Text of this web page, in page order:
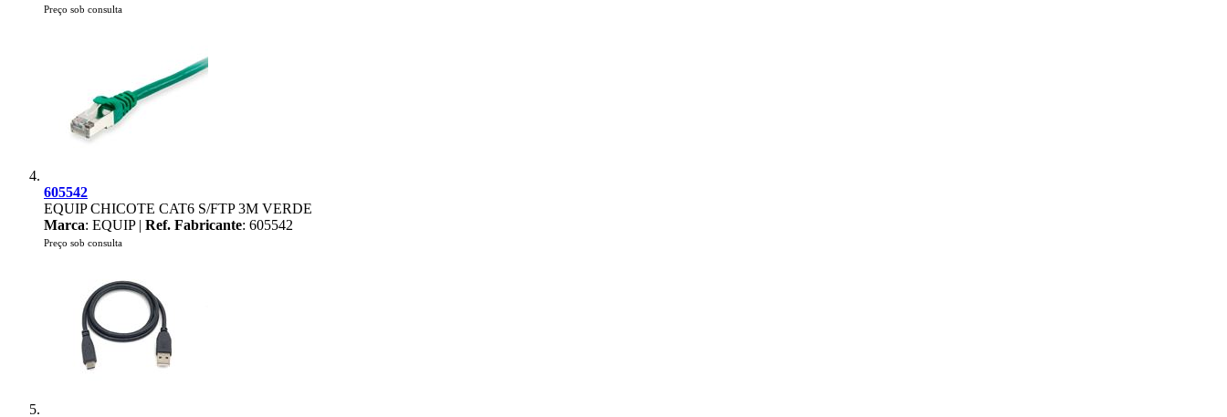
Preço sob consulta
605542
EQUIP CHICOTE CAT6 S/FTP 3M VERDE
Marca: EQUIP | Ref. Fabricante: 605542
Preço sob consulta